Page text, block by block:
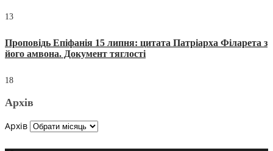
13
Проповідь Епіфанія 15 липня: цитата Патріарха Філарета з
його амвона. Документ тяглості
18
Архів
Архів